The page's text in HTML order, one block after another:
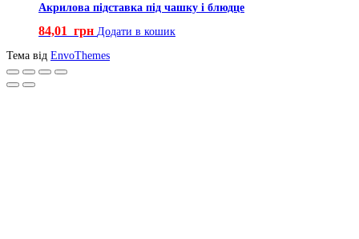
Акрилова підставка під чашку і блюдце
84,01 грн Додати в кошик
Тема від EnvoThemes